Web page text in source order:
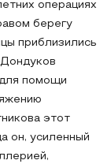
операциях
берегу
приблизились
помощи
этот
он, усиленный